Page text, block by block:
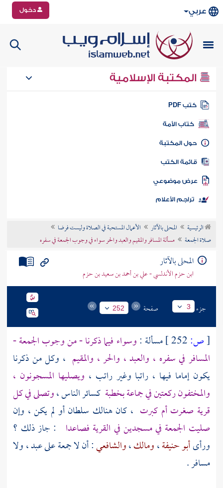
عربي دخول
المكتبة الإسلامية
كتب PDF
كتاب الأمة
المكتبة
الكتب
موضوعي
تراجم الأعلام
الرئيسية المحلى بالآثار
الأعمال المستحبة في الصلاة وليست فرضا
صلاة الجمعة
مسألة المسافر والمقيم والعبد والحر سواء في وجوب الجمعة في سفره
المحلى بالآثار
ابن حزم الأندلسي - علي بن أحمد بن سعيد بن حزم
جزء 3 صفحة 252
[ص: مسألة :وسواء فيما ذكرنا - من وجوب الجمعة -
المسافر في سفره ، والعبد ، والحر ، والمقيم ، وكل من ذكرنا
يكون إماما فيها ، راتبا وغير راتب ، ويصليها المسجونون ،
والمختفون ركعتين في جماعة بخطبة كسائر الناس ،وتصلى في كل
قرية صغرت أم كبرت ، كان هنالك سلطان أو لم يكن ، وإن
صليت الجمعة في مسجدين في القرية فصاعدا : جاز ذلك ؟
ورأىأبو حنيفة،ومالك،والشافعي: أن لا جمعة على عبد ، ولا
مسافر .